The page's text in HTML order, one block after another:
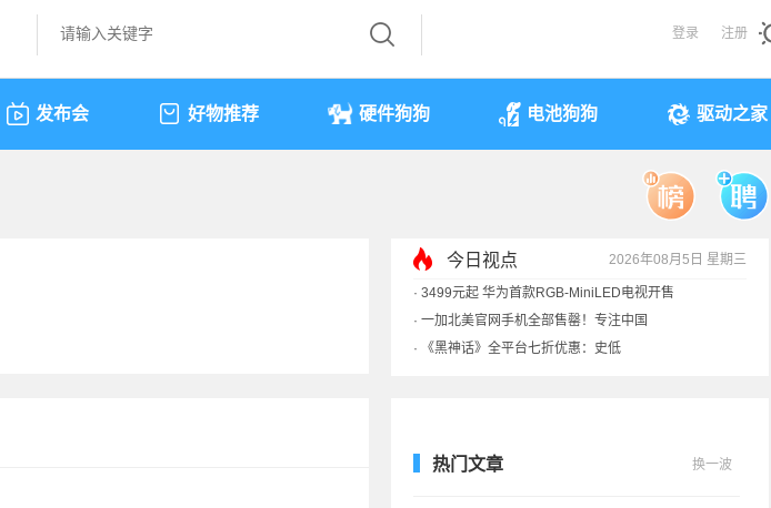
登录 注册
发布会 好物推荐 硬件狗狗 电池狗狗 驱动之家
今日视点 2026年08月5日 星期三
· 3499元起 华为首款RGB-MiniLED电视开售
· 一加北美官网手机全部售罄！专注中国
·
《黑神话》全平台七折优惠：史低
热门文章 换一波